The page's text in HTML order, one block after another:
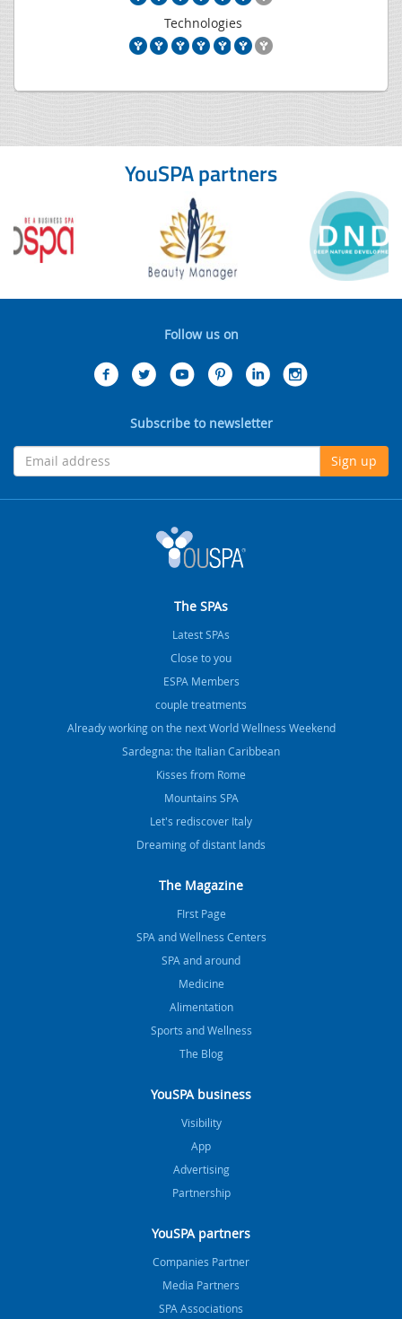
Technologies
YouSPA partners
Follow us on
Subscribe to newsletter
Sign up
The SPAs
Latest SPAs
Close to you
ESPA Members
couple treatments
Already working on the next World Wellness Weekend
Sardegna: the Italian Caribbean
Kisses from Rome
Mountains SPA
Let's rediscover Italy
Dreaming of distant lands
The Magazine
FIrst Page
SPA and Wellness Centers
SPA and around
Medicine
Alimentation
Sports and Wellness
The Blog
YouSPA business
Visibility
App
Advertising
Partnership
YouSPA partners
Companies Partner
Media Partners
SPA Associations